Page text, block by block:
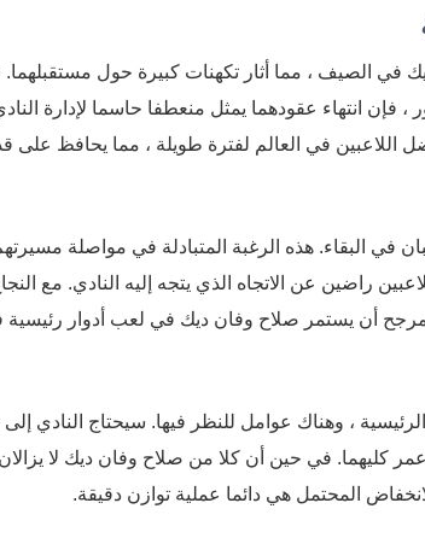
في الصيف ، مما أثار تكهنات كبيرة حول
فإن انتهاء عقودهما يمثل منعطفا حاسما لإدارة
اللاعبين في العالم لفترة طويلة ، مما يحافظ على
في البقاء. هذه الرغبة المتبادلة في مواصلة
راضين عن الاتجاه الذي يتجه إليه النادي. مع
أن يستمر صلاح وفان ديك في لعب أدوار
، وهناك عوامل للنظر فيها. سيحتاج النادي إلى
عمر كليهما. في حين أن كلا من صلاح وفان ديك لا
المحتمل هي دائما عملية توازن دقيقة.